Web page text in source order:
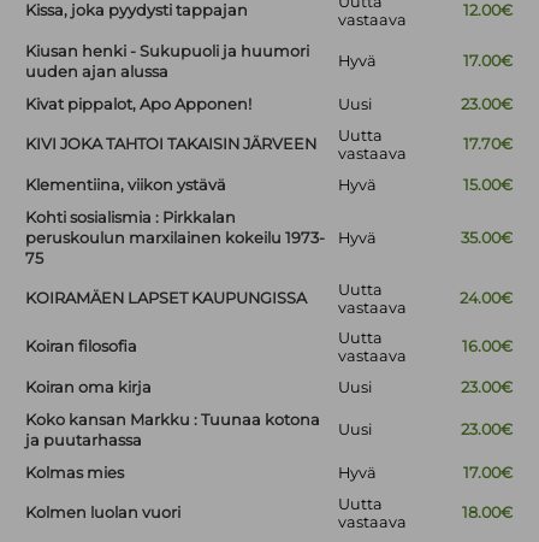
Kissa, joka pyydysti tappajan
vastaava
12.00€
Kiusan henki - Sukupuoli ja huumori
uuden ajan alussa
Hyvä 17.00€
Kivat pippalot, Apo Apponen! Uusi 23.00€
KIVI JOKA TAHTOI TAKAISIN JÄRVEEN
Uutta
vastaava
17.70€
Klementiina, viikon ystävä Hyvä
15.00€
Kohti sosialismia : Pirkkalan
peruskoulun marxilainen kokeilu 1973-
75
Hyvä 35.00€
KOIRAMÄEN LAPSET KAUPUNGISSA
Uutta
vastaava
24.00€
Koiran filosofia
Uutta
vastaava
16.00€
Koiran oma kirja Uusi
23.00€
Koko kansan Markku : Tuunaa kotona
ja puutarhassa
Uusi 23.00€
Kolmas mies Hyvä 17.00€
Kolmen luolan vuori
Uutta
vastaava
18.00€